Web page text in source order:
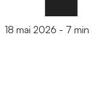
18 mai 2026 - 7 min